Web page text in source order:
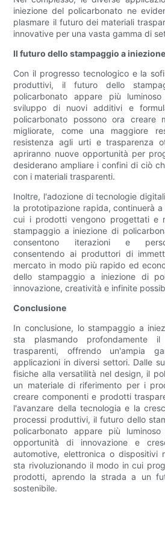
iniezione del policarbonato ne
plasmare il futuro dei materiali
innovative per una vasta gamma di
Il futuro dello stampaggio a
Con il progresso tecnologico e la
produttivi, il futuro dello
policarbonato appare più
sviluppo di nuovi additivi e
policarbonato possono ora creare
migliorate, come una maggiore
resistenza agli urti e trasparenza
apriranno nuove opportunità per
desiderano ampliare i confini di ciò
con i materiali trasparenti.
Inoltre, l'adozione di tecnologie
la prototipazione rapida, continuerà
cui i prodotti vengono progettati e
stampaggio a iniezione di
consentono iterazioni e
consentendo ai produttori di
mercato in modo più rapido ed
dello stampaggio a iniezione di
innovazione, creatività e infinite
Conclusione
In conclusione, lo stampaggio a
sta plasmando profondamente
trasparenti, offrendo un'ampia
applicazioni in diversi settori. Dalle
fisiche alla versatilità nel design, il
un materiale di riferimento per i
creare componenti e prodotti
l'avanzare della tecnologia e la
processi produttivi, il futuro dello
policarbonato appare più
opportunità di innovazione e
automotive, elettronica o dispositivi
sta rivoluzionando il modo in cui
prodotti, aprendo la strada a un
sostenibile.